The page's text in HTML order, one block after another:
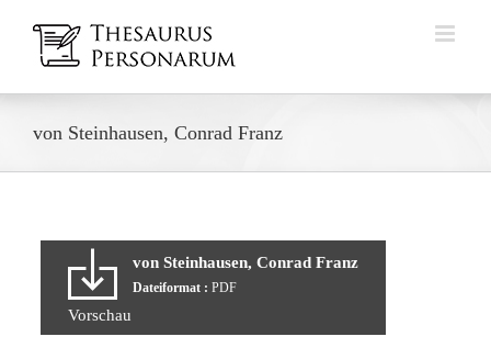
Inhalt
springen
von Steinhausen, Conrad Franz
von Steinhausen, Conrad Franz
Dateiformat : PDF
Vorschau